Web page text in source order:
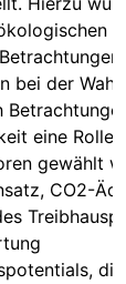
bei der Wahl
eine Rolle,
gewählt
CO2-